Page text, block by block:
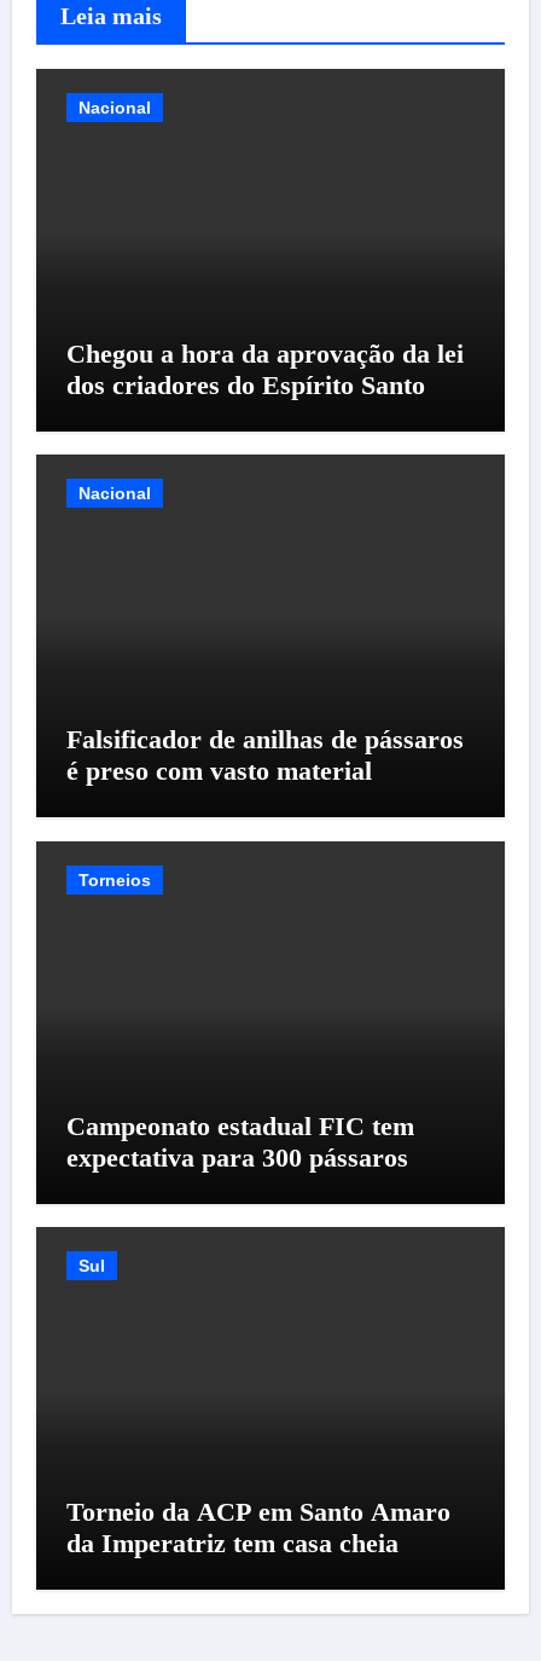
Leia mais
Nacional
Chegou a hora da aprovação da lei
dos criadores do Espírito Santo
Nacional
Falsificador de anilhas de pássaros
é preso com vasto material
Torneios
Campeonato estadual FIC tem
expectativa para 300 pássaros
Sul
Torneio da ACP em Santo Amaro
da Imperatriz tem casa cheia